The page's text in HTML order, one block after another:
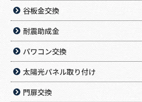
谷板金交換
耐震助成金
パワコン交換
太陽光パネル取り付け
門扉交換